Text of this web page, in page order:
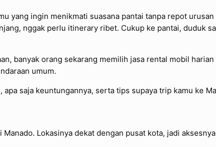
yang ingin menikmati suasana pantai tanpa repot
nggak perlu itinerary ribet. Cukup ke pantai, duduk
banyak orang sekarang memilih jasa rental mobil
umum.
saja keuntungannya, serta tips supaya trip kamu ke
Lokasinya dekat dengan pusat kota, jadi